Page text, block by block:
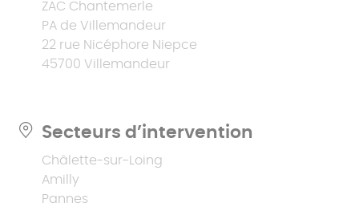
ZAC Chantemerle
PA de Villemandeur
22 rue Nicéphore Niepce
45700 Villemandeur
Secteurs d’intervention
Châlette-sur-Loing
Amilly
Pannes